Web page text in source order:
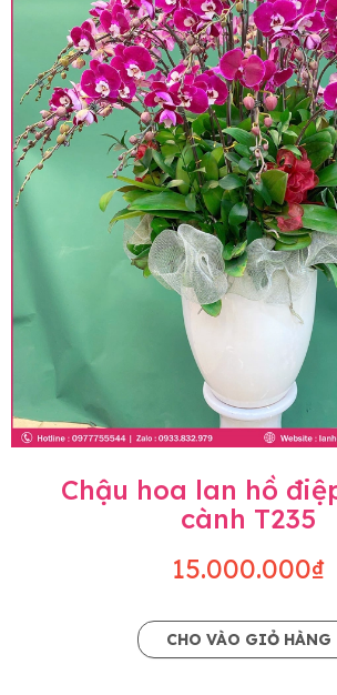
Chậu hoa lan hồ
cành T235
15.000.000₫
CHO VÀO GIỎ HÀNG